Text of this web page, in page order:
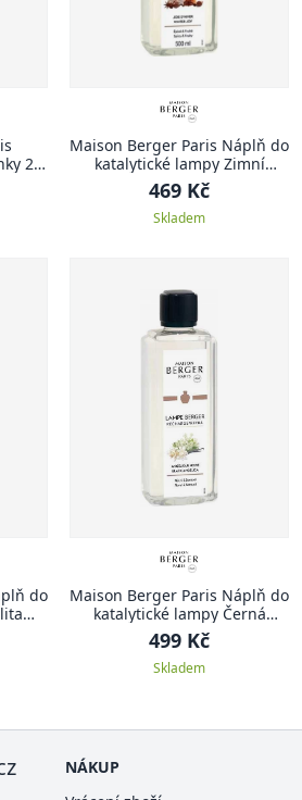
24
Maison Berger Paris Náplň do
katalytické lampy Zimní
radovánky, 500 ml
469 Kč
Skladem
do
Maison Berger Paris Náplň do
katalytické lampy Černá
Angelika, 500 ml
499 Kč
Skladem
NÁKUP